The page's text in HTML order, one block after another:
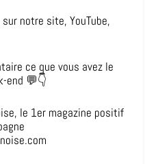
notre site, YouTube,
ce que vous avez le
end 💬👇
le 1er magazine positif